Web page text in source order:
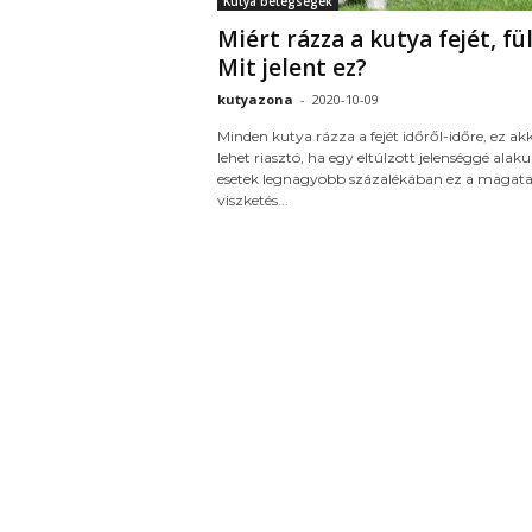
Miért rázza a kutya fejét,
Mit jelent ez?
kutyazona - 2020-10-09
Minden kutya rázza a fejét időről-időre, ez
lehet riasztó, ha egy eltúlzott jelenséggé
esetek legnagyobb százalékában ez a
viszketés...